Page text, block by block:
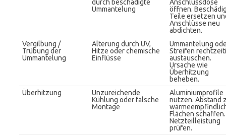
durch beschädigte
Ummantelung
Anschlussdose
öffnen.
Teile ersetzen
Anschlüsse neu
abdichten.
Vergilbung /
Trübung der
Ummantelung
Alterung durch UV,
Hitze oder chemische
Einflüsse
Ummantelung
Streifen
austauschen.
Ursache wie
Überhitzung
beheben.
Überhitzung
Unzureichende
Kühlung oder falsche
Montage
Aluminiumprofile
nutzen. Abstand
Flächen schaffen.
Netzteilleistung
prüfen.